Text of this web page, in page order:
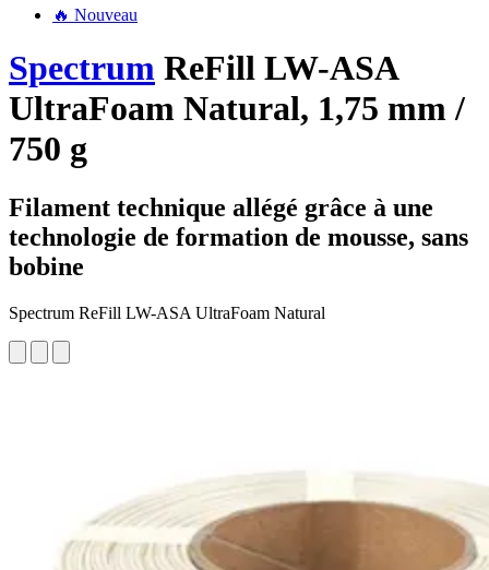
🔥 Nouveau
Spectrum ReFill LW-ASA
UltraFoam Natural, 1,75 mm /
750 g
Filament technique allégé grâce à une
technologie de formation de mousse, sans
bobine
Spectrum ReFill LW-ASA UltraFoam Natural